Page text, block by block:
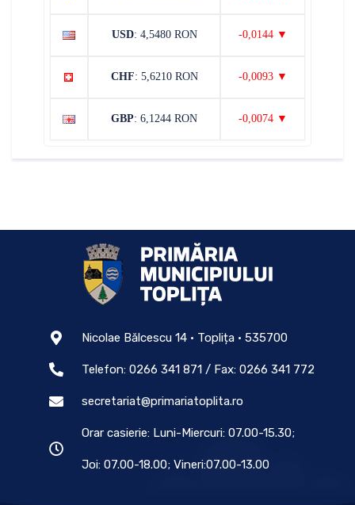
USD: 4,5480 RON -0,0144 ▼
CHF: 5,6210 RON -0,0093 ▼
GBP: 6,1244 RON -0,0074 ▼
Nicolae Bălcescu 14 • Toplița • 535700
Telefon: 0266 341 871 / Fax: 0266 341 772
secretariat@primariatoplita.ro
Orar casierie: Luni-Miercuri: 07.00-15.30;
Joi: 07.00-18.00; Vineri:07.00-13.00